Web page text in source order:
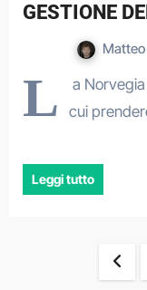
GESTIONE
NAZIONALE
L
a
cui
Leggi tutto